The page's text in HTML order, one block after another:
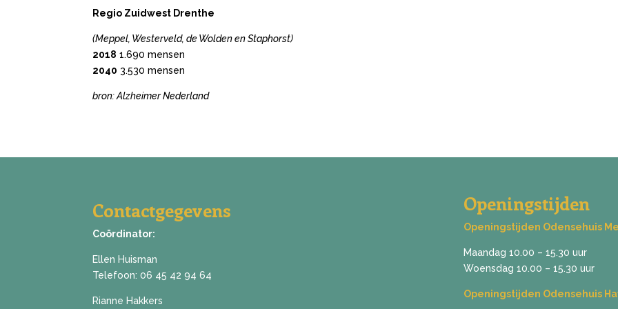
Regio Zuidwest Drenthe
(Meppel, Westerveld, de Wolden en Staphorst)
2018 1.690 mensen
2040 3.530 mensen
bron: Alzheimer Nederland
Contactgegevens
Coördinator:
Ellen Huisman
Telefoon:06 45 42 94 64
Rianne Hakkers
Openingstijden
Openingstijden Odensehuis
Maandag 10.00 – 15.30 uur
Woensdag 10.00 – 15.30 uur
Openingstijden Odensehuis